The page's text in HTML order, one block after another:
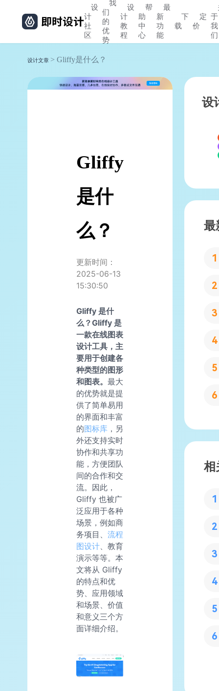
设
计
社
区
我
们
的
优
势
设
计
教
程
帮
助
中
心
最
新
功
能
下
载
定
价
于
我
们
设计文章 > Gliffy是什么？
Gliffy
是什
么？
更新时间：
2025-06-13
15:30:50
Gliffy 是什
么？Gliffy 是
一款在线图表
设计工具，主
要用于创建各
种类型的图形
和图表。 最大
的优势就是提
供了简单易用
的界面和丰富
的图标库 ，另
外还支持实时
协作和共享功
能，方便团队
间的合作和交
流。因此，
Gliffy 也被广
泛应用于各种
场景，例如商
务项目、 流程
图设计 、教育
演示等等。本
文将从 Gliffy
的特点和优
势、应用领域
和场景、价值
和意义三个方
面详细介绍。
设
最
相